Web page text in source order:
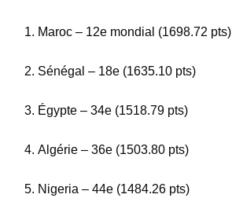
Maroc – 12e mondial (1698.72 pts)
Sénégal – 18e (1635.10 pts)
Égypte – 34e (1518.79 pts)
Algérie – 36e (1503.80 pts)
Nigeria – 44e (1484.26 pts)